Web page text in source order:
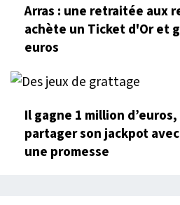
Arras : une retraitée aux
achète un Ticket d'Or et
euros
Il gagne 1 million
partager son jackpot
une promesse